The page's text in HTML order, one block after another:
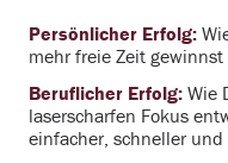
Persönlicher Erfolg:
mehr freie Zeit
Beruflicher Erfolg: Wie
laserscharfen Fokus
einfacher, schneller